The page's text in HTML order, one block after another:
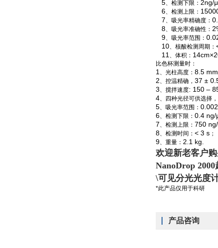
5、检测下限： 2ng/
6、检测上限：
7、吸光率精确度：
8、吸光率准确性：
9、吸光率范围：
10、核酸检测周期：
11 、体积：
比色杯测量时：
1 、光柱高度： 8.5 mm
2、控温精确， 37 ±
3、搅拌速度: 150 –
4、四种光径可供选择
5、吸光率范围：
6、检测下限： 0.4 ng/
7、检测上限： 750
8、检测时间： < 3 s ；
9、重量： 2.1 kg.
欢迎新老客户
NanoDrop 2000
\可见分光光度
*此产品仅用于科研
产品咨询